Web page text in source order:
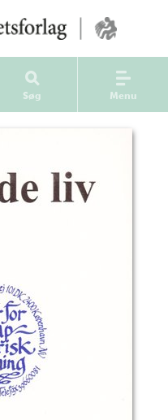
Søg Menu